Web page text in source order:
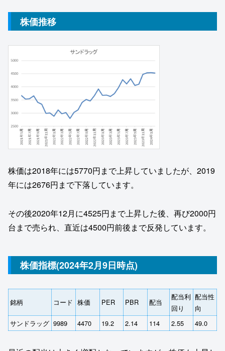
株価推移
株価は2018年には5770円まで上昇していましたが、2019
年には2676円まで下落しています。
その後2020年12月に4525円まで上昇した後、再び2000円
台まで売られ、直近は4500円前後まで反発しています。
株価指標(2024年2月9日時点)
銘柄 コード 株価 PER PBR 配当
配当利
回り
配当性
向
サンドラッグ 9989 4470 19.2 2.14 114 2.55 49.0